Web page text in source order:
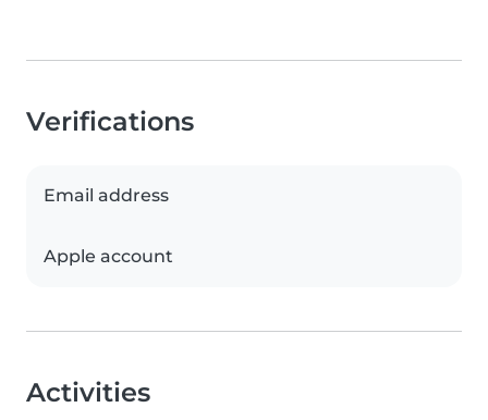
Verifications
Email address
Apple account
Activities